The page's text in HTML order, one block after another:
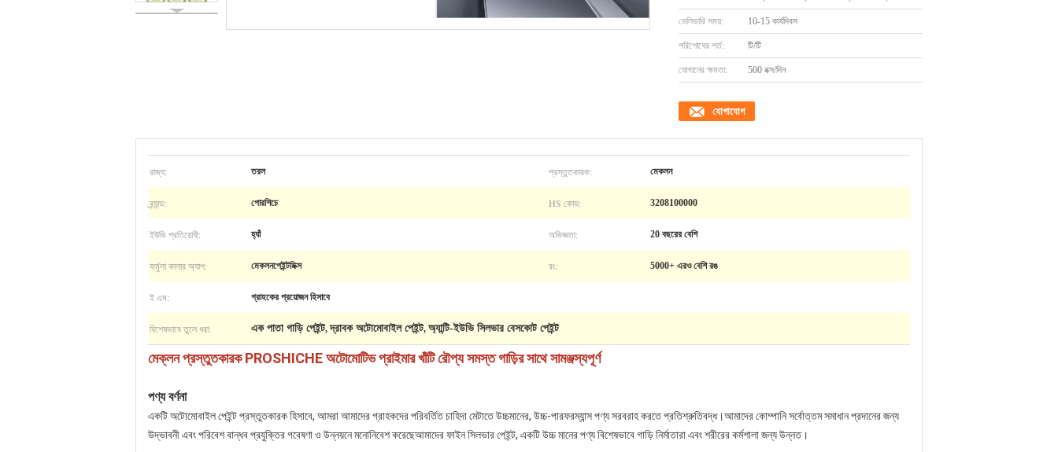
ডেলিভারি সময়: 10-15 কার্যদিবস
পরিশোধের শর্ত: টি/টি
যোগানের ক্ষমতা: 500 বক্স/দিন
যোগাযোগ
রাজ্য: তরল প্রস্তুতকারক: মেকলন
ব্র্যান্ড: পোরশিচে HS কোড: 3208100000
ইউভি প্রতিরোধী: হ্যাঁ অভিজ্ঞতা: 20 বছরের বেশি
ফর্মুলা কালার অ্যাপ: মেকলনপেইন্টমিক্স রং: 5000+ এরও বেশি রঙ
ই এম: গ্রাহকের প্রয়োজন হিসাবে
বিশেষভাবে তুলে ধরা: এক পাতা গাড়ি পেইন্ট,দ্রাবক অটোমোবাইল পেইন্ট, অ্যান্টি-ইউভি সিলভার বেসকোট পেইন্ট
মেক্লন প্রস্তুতকারক PROSHICHE অটোমোটিভ প্রাইমার খাঁটি রৌপ্য সমস্ত গাড়ির সাথে সামঞ্জস্যপূর্ণ
পণ্য বর্ণনা
একটি অটোমোবাইল পেইন্ট প্রস্তুতকারক হিসাবে, আমরা আমাদের গ্রাহকদের পরিবর্তিত চাহিদা মেটাতে উচ্চমানের, উচ্চ-পারফরম্যান্স পণ্য সরবরাহ করতে প্রতিশ্রুতিবদ্ধ।আমাদের কোম্পানি সর্বোত্তম সমাধান প্রদানের জন্য
উদ্ভাবনী এবং পরিবেশ বান্ধব প্রযুক্তির গবেষণা ও উন্নয়নে মনোনিবেশ করেছেআমাদের ফাইন সিলভার পেইন্ট, একটি উচ্চ মানের পণ্য বিশেষভাবে গাড়ি নির্মাতারা এবং শরীরের কর্মশালা জন্য উন্নত।